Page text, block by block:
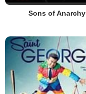
Sons of Anarchy